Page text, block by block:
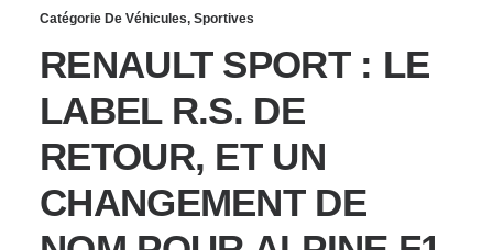
Catégorie De Véhicules, Sportives
RENAULT SPORT : LE
LABEL R.S. DE
RETOUR, ET UN
CHANGEMENT DE